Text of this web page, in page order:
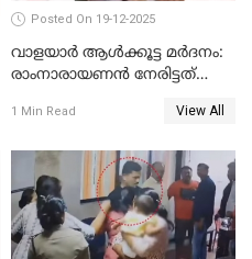
Posted On 19-12-2025
വാളയാർ ആൾക്കൂട്ട മർദനം:
രാംനാരായണൻ നേരിട്ടത്
നാൽപ്പതിലേറെ
റിപ്പോർട്ട്
1 Min Read View All